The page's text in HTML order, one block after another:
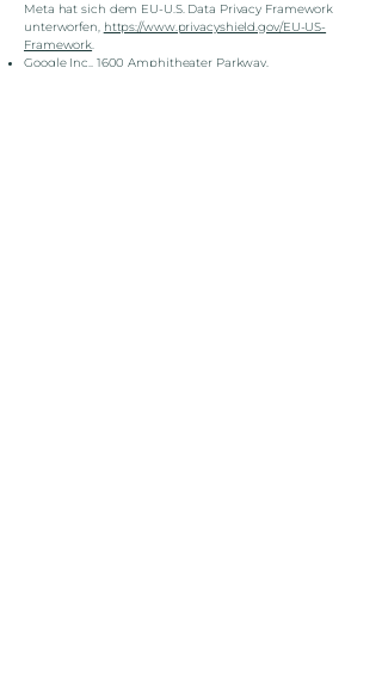
Meta hat sich dem EU-U.S. Data Privacy Framework
unterworfen, https://www.privacyshield.gov/EU-US-
Framework.
Google Inc., 1600 Amphitheater Parkway,